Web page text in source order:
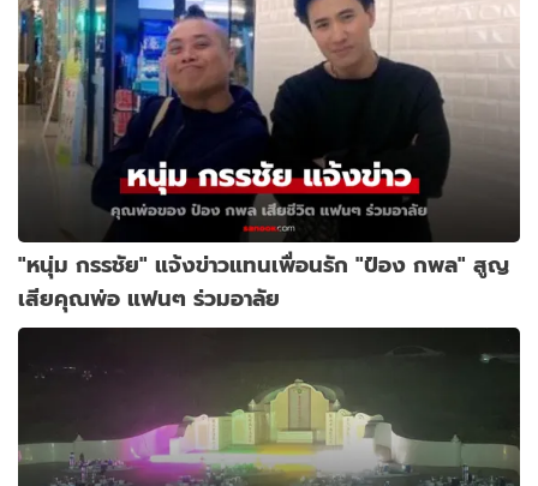
"หนุ่ม กรรชัย" แจ้งข่าวแทนเพื่อนรัก "ป๋อง กพล" สูญ
เสียคุณพ่อ แฟนๆ ร่วมอาลัย